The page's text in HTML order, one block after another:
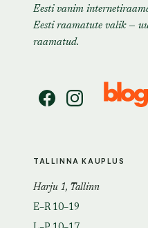
Eesti vanim
Eesti raamatute valik —
raamatud.
TALLINNA KAUPLUS
Harju 1, Tallinn
E–R 10–19